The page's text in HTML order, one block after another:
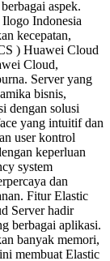
aspek.
Indonesia
kecepatan,
) Huawei Cloud
Cloud,
Server yang
bisnis,
dengan solusi
yang intuitif dan
user kontrol
keperluan
system
dan
Fitur Elastic
Server hadir
berbagai aplikasi.
banyak memori,
membuat Elastic